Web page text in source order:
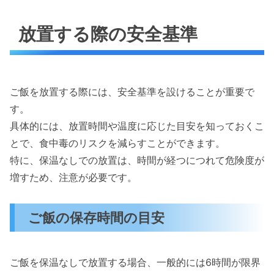
放置する際の安全基準
ご飯を放置する際には、安全基準を設けることが重要で
す。
具体的には、放置時間や温度に応じた目安を知っておくこ
とで、食中毒のリスクを減らすことができます。
特に、保温なしでの放置は、時間が経つにつれて危険度が
増すため、注意が必要です。
ご飯の保存時間の目安
ご飯を保温なしで放置する場合、一般的には6時間が限界